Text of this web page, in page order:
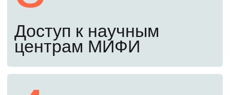
Пройдите вступительные
испытания
Сдайте письменный экзамен, ответив
и предоставьте мотивационное письмо.
Экзамены проходят полностью
До 25 августа